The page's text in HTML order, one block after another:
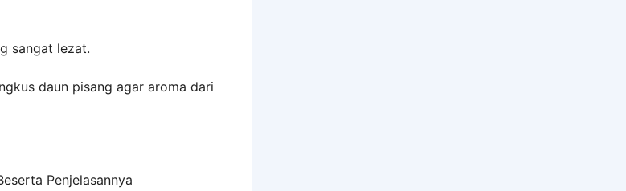
sangat lezat.
daun pisang agar aroma dari